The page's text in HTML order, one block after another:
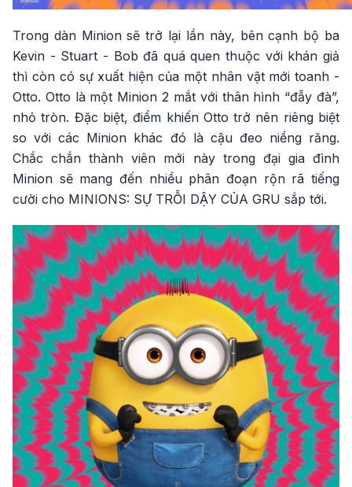
Trong dàn Minion sẽ trở lại lần này, bên cạnh bộ ba
Kevin - Stuart - Bob đã quá quen thuộc với khán giả
thì còn có sự xuất hiện của một nhân vật mới toanh -
Otto. Otto là một Minion 2 mắt với thân hình “đẫy đà”,
nhỏ tròn. Đặc biệt, điểm khiến Otto trở nên riêng biệt
so với các Minion khác đó là cậu đeo niềng răng.
Chắc chắn thành viên mới này trong đại gia đình
Minion sẽ mang đến nhiều phân đoạn rộn rã tiếng
cười cho MINIONS: SỰ TRỖI DẬY CỦA GRU sắp tới.